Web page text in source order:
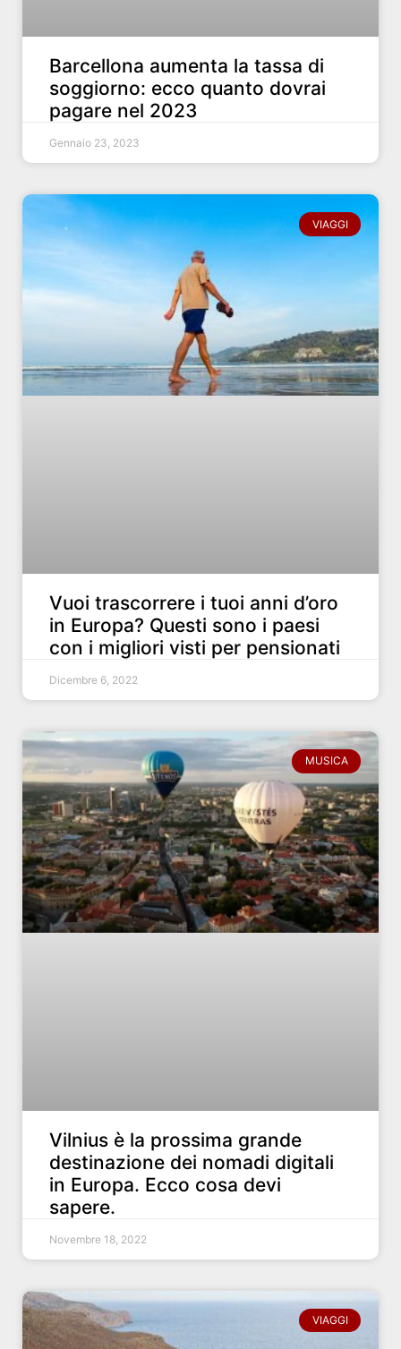
Barcellona aumenta la tassa di
soggiorno: ecco quanto dovrai
pagare nel 2023
Gennaio 23, 2023
VIAGGI
Vuoi trascorrere i tuoi anni d’oro
in Europa? Questi sono i paesi
con i migliori visti per pensionati
Dicembre 6, 2022
MUSICA
Vilnius è la prossima grande
destinazione dei nomadi digitali
in Europa. Ecco cosa devi
sapere.
Novembre 18, 2022
VIAGGI